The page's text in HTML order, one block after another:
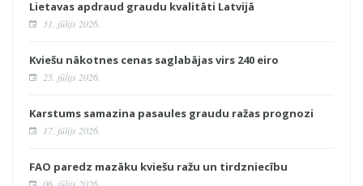
Lietavas apdraud graudu kvalitāti Latvijā
31. jūlijs 2026.
Kviešu nākotnes cenas saglabājas virs 240 eiro
25. jūlijs 2026.
Karstums samazina pasaules graudu ražas prognozi
17. jūlijs 2026.
FAO paredz mazāku kviešu ražu un tirdzniecību